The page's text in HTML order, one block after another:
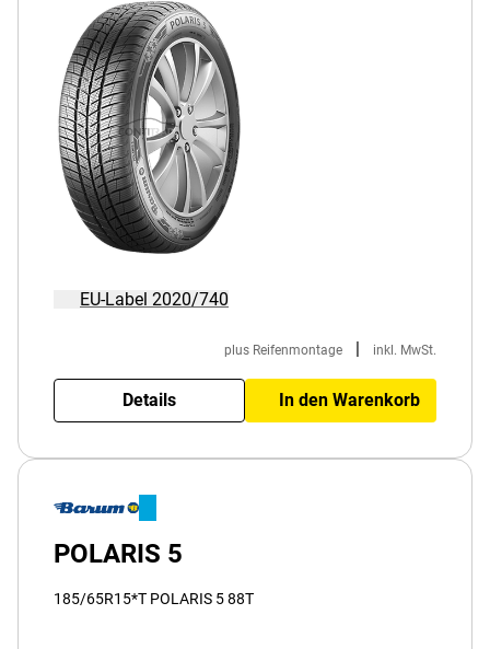
EU-Label 2020/740
plus Reifenmontage | inkl. MwSt.
Details In den Warenkorb
POLARIS 5
185/65R15*T POLARIS 5 88T